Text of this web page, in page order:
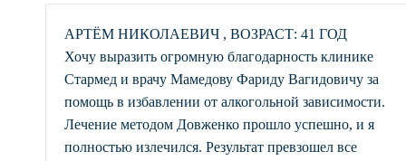
АРТЁМ НИКОЛАЕВИЧ , ВОЗРАСТ: 41 ГОД
Хочу выразить огромную благодарность клинике
Стармед и врачу Мамедову Фариду Вагидовичу за
помощь в избавлении от алкогольной зависимости.
Лечение методом Довженко прошло успешно, и я
полностью излечился. Результат превзошел все